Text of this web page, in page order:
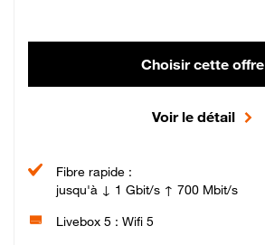
Choisir cette offre
Voir le détail
Fibre rapide :
jusqu'à ↓ 1 Gbit/s ↑ 700 Mbit/s
Livebox 5 : Wifi 5